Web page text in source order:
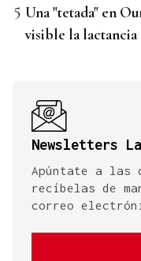
Una "tetada" en
visible la lactancia
Newsletters
Apúntate a las
recíbelas de
correo